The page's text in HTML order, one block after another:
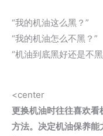
“我的机油这么黑？”
“我的机油怎么不黑？”
“机油到底黑好还是不
<center
更换机油时往往喜欢
方法。决定机油保养